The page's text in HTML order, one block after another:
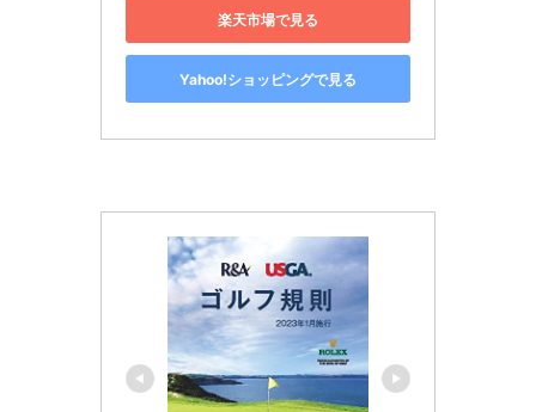
楽天市場で見る
Yahoo!ショッピングで見る